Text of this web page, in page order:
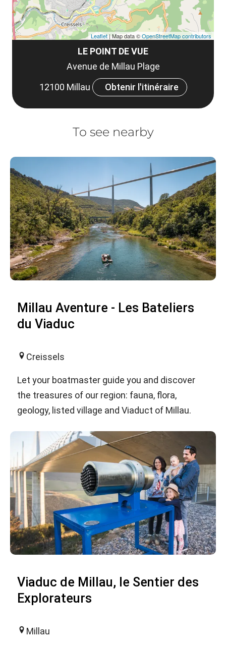
LE POINT DE VUE
Avenue de Millau Plage
12100 Millau
Obtenir l'itinéraire
Leaflet | Map data ©OpenStreetMap contributors
To see nearby
Millau Aventure - Les Bateliers
du Viaduc
Creissels
Let your boatmaster guide you and discover
the treasures of our region: fauna, flora,
geology, listed village and Viaduct of Millau.
Viaduc de Millau, le Sentier des
Explorateurs
Millau